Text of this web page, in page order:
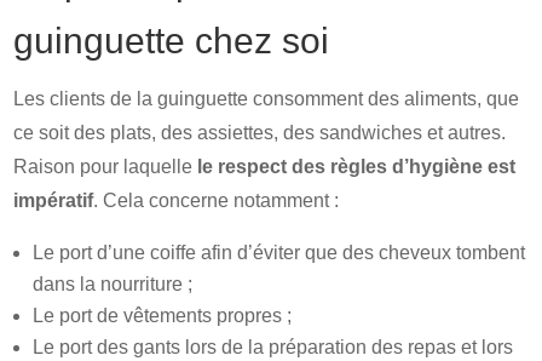
guinguette chez soi
Les clients de la guinguette consomment des aliments, que
ce soit des plats, des assiettes, des sandwiches et autres.
Raison pour laquelle le respect des règles d’hygiène est
impératif. Cela concerne notamment :
Le port d’une coiffe afin d’éviter que des cheveux tombent
dans la nourriture ;
Le port de vêtements propres ;
Le port des gants lors de la préparation des repas et lors